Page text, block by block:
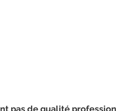
pas de qualité